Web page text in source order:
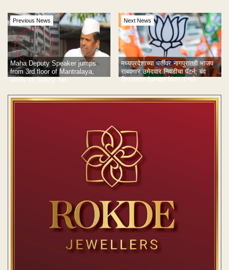
Previous News
Maha Deputy Speaker jumps
from 3rd floor of Mantralaya,
lands on safety net
Next News
मध्यप्रदेशाच्या धर्तीवर नागपुरातही भाजप
राबवणार उमेदवार निवडीचा पॅटर्न; बंद
लिफाफ्यात ठेवण्यात येणार 3 नावे